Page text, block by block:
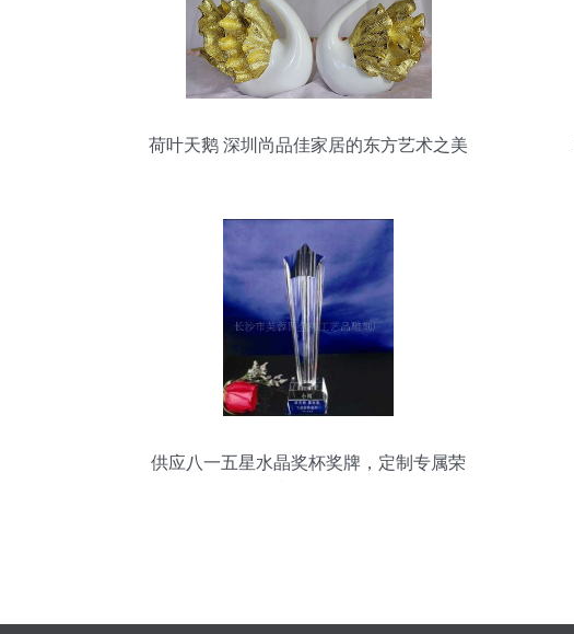
荷叶天鹅 深圳尚品佳家居的东方艺术之美
供应八一五星水晶奖杯奖牌，定制专属荣